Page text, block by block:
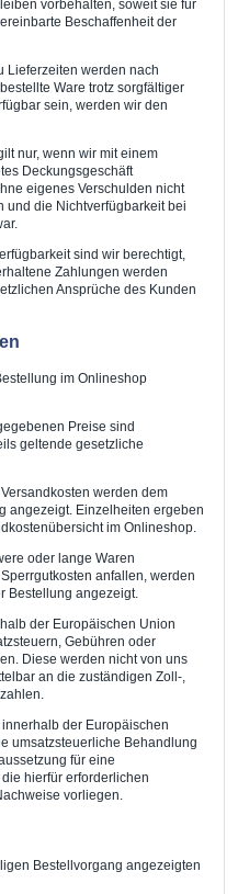
vorbehalten, soweit sie für
Beschaffenheit der
Lieferzeiten werden nach
Ware trotz sorgfältiger
sein, werden wir den
nur, wenn wir mit einem
Deckungsgeschäft
eigenes Verschulden nicht
und die Nichtverfügbarkeit bei
sind wir berechtigt,
Zahlungen werden
Ansprüche des Kunden
im Onlineshop
Preise sind
geltende gesetzliche
werden dem
angezeigt. Einzelheiten ergeben
im Onlineshop.
oder lange Waren
anfallen, werden
Bestellung angezeigt.
der Europäischen Union
Gebühren oder
Diese werden nicht von uns
an die zuständigen Zoll-,
der Europäischen
umsatzsteuerliche Behandlung
für eine
hierfür erforderlichen
vorliegen.
Bestellvorgang angezeigten